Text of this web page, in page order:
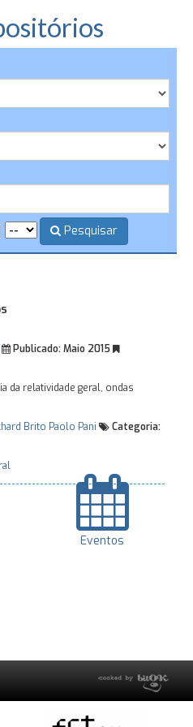
Pesquisar
Publicado:Maio 2015
da relatividade geral, ondas
Brito Paolo Pani
Categoria:
Eventos